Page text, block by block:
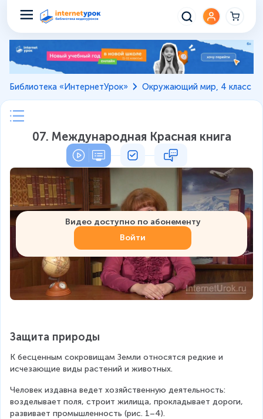
Библиотека «ИнтернетУрок» Окружающий мир, 4 класс
07. Международная Красная книга
Видео доступно по абонементу
Войти
Защита природы
К бесценным сокровищам Земли относятся редкие и
исчезающие виды растений и животных.
Человек издавна ведет хозяйственную деятельность:
возделывает поля, строит жилища, прокладывает дороги,
развивает промышленность (рис. 1–4).